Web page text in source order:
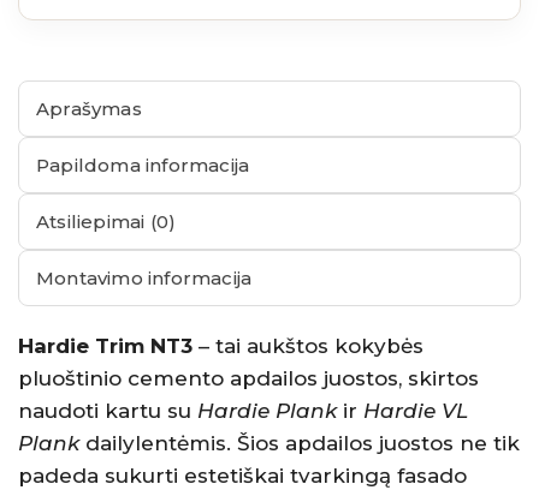
Aprašymas
Papildoma informacija
Atsiliepimai (0)
Montavimo informacija
Hardie Trim NT3 – tai aukštos kokybės
pluoštinio cemento apdailos juostos, skirtos
naudoti kartu su Hardie Plankir Hardie VL
Plankdailylentėmis. Šios apdailos juostos ne tik
padeda sukurti estetiškai tvarkingą fasado